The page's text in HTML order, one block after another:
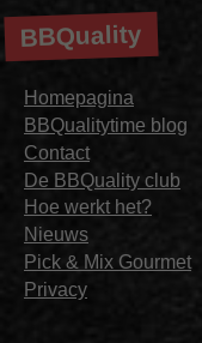
BBQuality
Homepagina
BBQualitytime blog
Contact
De BBQuality club
Hoe werkt het?
Nieuws
Pick & Mix Gourmet
Privacy